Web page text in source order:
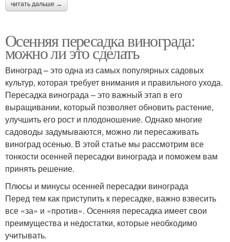
читать дальше →
Осенняя пересадка винограда:
можно ли это сделать
Виноград – это одна из самых популярных садовых
культур, которая требует внимания и правильного ухода.
Пересадка винограда – это важный этап в его
выращивании, который позволяет обновить растение,
улучшить его рост и плодоношение. Однако многие
садоводы задумываются, можно ли пересаживать
виноград осенью. В этой статье мы рассмотрим все
тонкости осенней пересадки винограда и поможем вам
принять решение.
Плюсы и минусы осенней пересадки винограда
Перед тем как приступить к пересадке, важно взвесить
все «за» и «против». Осенняя пересадка имеет свои
преимущества и недостатки, которые необходимо
учитывать.